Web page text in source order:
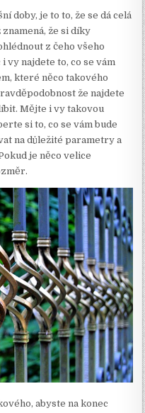
doby, je to to, že se dá celá
že si díky
z čeho všeho
vy najdete to, co se vám
které něco takového
že najdete
Mějte i vy takovou
si to, co se vám bude
na důležité parametry a
je něco velice
abyste na konec